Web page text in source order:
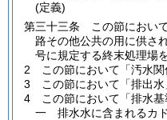
(定義)
第三十三条
この節におい
路その他公共の用に供さ
号に規定する終末処理場
2
この節において「汚水関
3
この節において「排出
4
この節において「排水
一
排水水に含まれるカ